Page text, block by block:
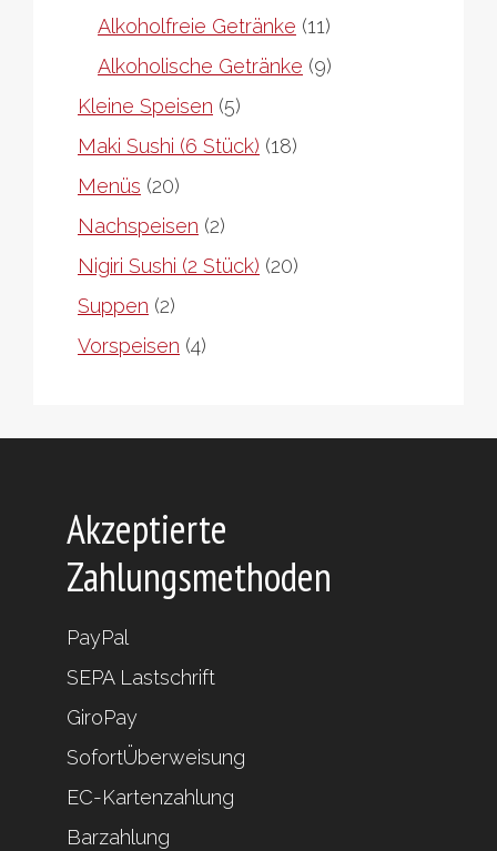
Produkte
Alkoholfreie Getränke 1111
Produkte
Alkoholische Getränke 99
Kleine Speisen 55
Produkte
Maki Sushi (6 Stück) 1818
Menüs 2020
Produkte
Nachspeisen 22
Produkte
Nigiri Sushi (2 Stück) 2020
Suppen 22
Produkte
Vorspeisen 44
Akzeptierte
Zahlungsmethoden
PayPal
SEPA Lastschrift
GiroPay
SofortÜberweisung
EC-Kartenzahlung
Barzahlung